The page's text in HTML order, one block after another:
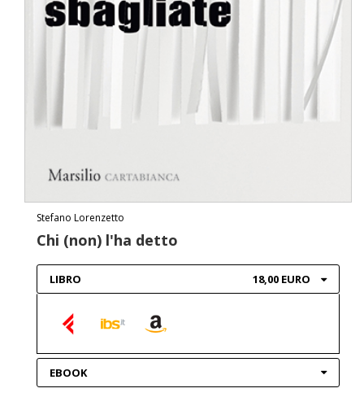
Stefano Lorenzetto
Chi (non) l'ha detto
LIBRO 18,00 EURO
EBOOK